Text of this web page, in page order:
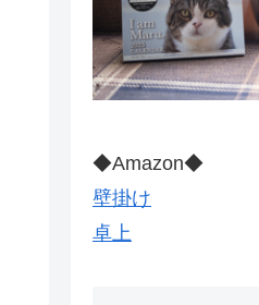
◆Amazon◆
壁掛け
卓上